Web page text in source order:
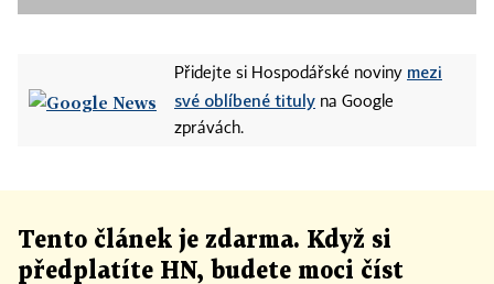
Přidejte si Hospodářské noviny mezi
své oblíbené tituly na Google
zprávách.
Tento článek je zdarma. Když si
předplatíte HN, budete moci číst